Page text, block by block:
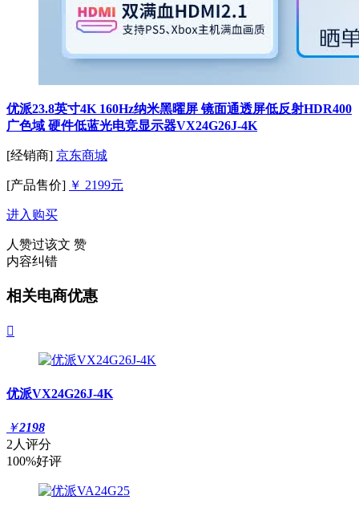
优派23.8英寸4K 160Hz纳米黑曜屏 镜面通透屏低反射HDR400
广色域 硬件低蓝光电竞显示器VX24G26J-4K
[经销商] 京东商城
[产品售价] ￥ 2199元
进入购买
人赞过该文 赞
内容纠错
相关电商优惠

优派VX24G26J-4K
￥2198
2人评分
100%好评